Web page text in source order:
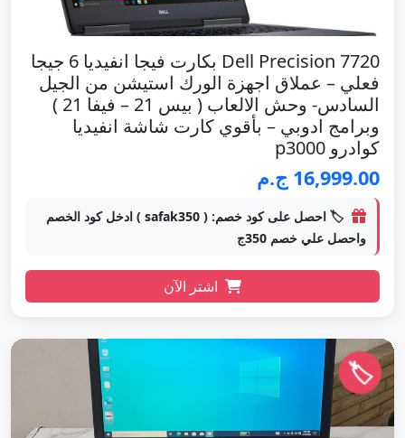
Dell Precision 7720 بكارت فيجا انفيديا 6 جيجا
فعلي – عملاق اجهزة الورك استيشن من الجيل
السادس- وحش الالعاب ( بيس 21 – فيفا 21 )
وبرامج ادوبي – بأقوي كارت شاشة انفيديا
كوادرو p3000
16,999.00 ج.م
🏷️ احصل على كود خصم: ( safak350 ) ادخل كود الخصم
واحصل علي خصم 350ج
اشتر الآن
🏷️